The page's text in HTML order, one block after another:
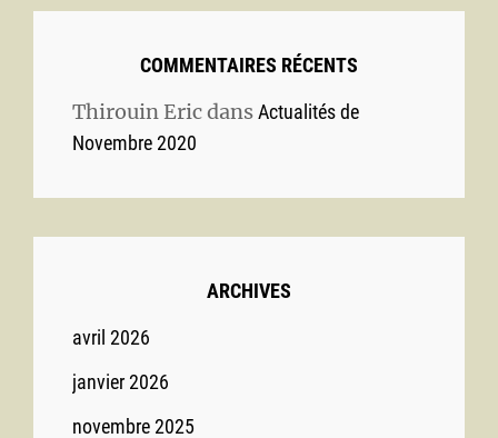
COMMENTAIRES RÉCENTS
Thirouin EricdansActualités de
Novembre 2020
ARCHIVES
avril 2026
janvier 2026
novembre 2025